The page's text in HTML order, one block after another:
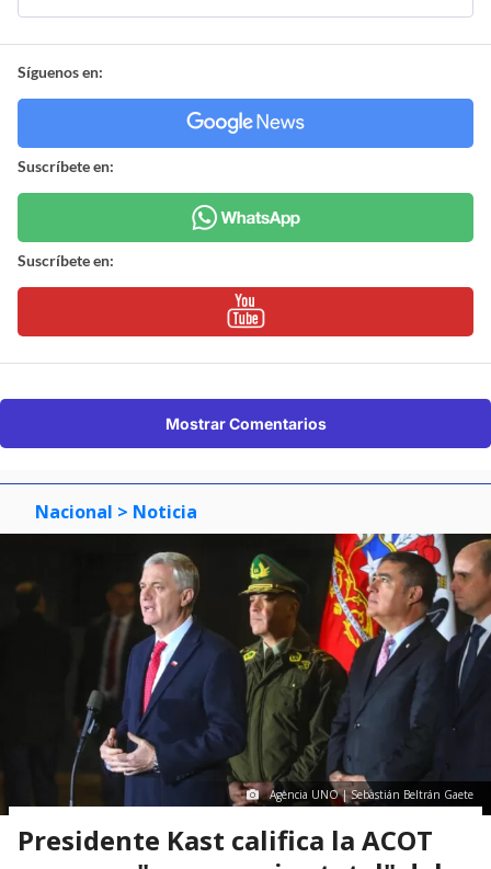
Síguenos en:
Suscríbete en:
Suscríbete en:
Mostrar Comentarios
Nacional > Noticia
Agencia UNO | Sebastián Beltrán Gaete
Presidente Kast califica la ACOT